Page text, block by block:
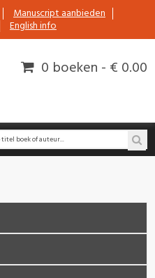
Manuscript aanbieden
English info
0 boeken - € 0.00